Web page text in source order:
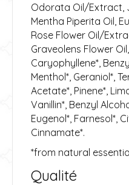
Odorata Oil/Extract,
Mentha Piperita Oil,
Rose Flower Oil/
Graveolens Flower
Caryophyllene*,
Menthol*, Geraniol*,
Acetate*, Pinene*,
Vanillin*, Benzyl
Eugenol*, Farnesol*,
Cinnamate*.
*from natural
Qualité